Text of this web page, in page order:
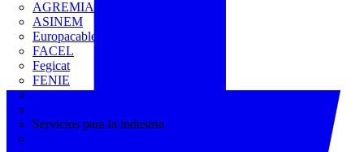
AGREMIA
ASINEM
Europacable
FACEL
Fegicat
FENIE
FENITEL
Servicios para la industria